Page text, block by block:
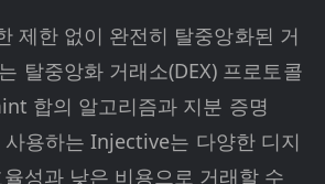
제한 없이 완전히 탈중앙화된 거
탈중앙화 거래소(DEX) 프로토콜
합의 알고리즘과 지분 증명
사용하는 Injective는 다양한 디지
성과 낮은 비용으로 거래할 수